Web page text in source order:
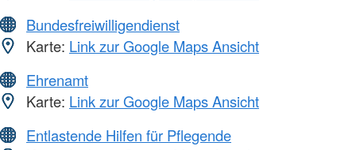
Bundesfreiwilligendienst
Karte: Link zur Google Maps Ansicht
Ehrenamt
Karte: Link zur Google Maps Ansicht
Entlastende Hilfen für Pflegende